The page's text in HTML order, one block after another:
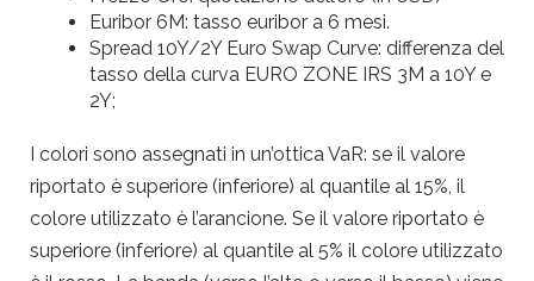
Euribor 6M: tasso euribor a 6 mesi.
Spread 10Y/2Y Euro Swap Curve: differenza del
tasso della curva EURO ZONE IRS 3M a 10Y e
2Y;
I colori sono assegnati in un’ottica VaR: se il valore
riportato è superiore (inferiore) al quantile al 15%, il
colore utilizzato è l’arancione. Se il valore riportato è
superiore (inferiore) al quantile al 5% il colore utilizzato